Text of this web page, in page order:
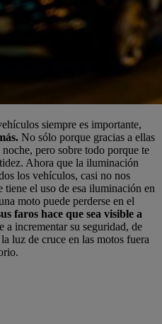
siempre es importante,
No sólo porque gracias a ellas
pero sobre todo porque te
Ahora que la iluminación
los vehículos, casi no nos
tiene el uso de esa iluminación en
moto puede perderse en el
faros hace que sea visible a
a incrementar su seguridad, de
luz de cruce en las motos fuera